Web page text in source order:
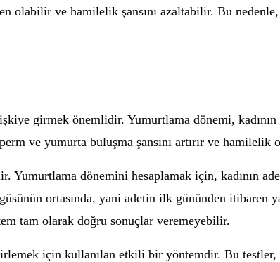
olabilir ve hamilelik şansını azaltabilir. Bu
girmek önemlidir. Yumurtlama dönemi, kadının
ve yumurta buluşma şansını artırır ve hamilelik
dönemini hesaplamak için, kadının
ortasında, yani adetin ilk gününden itibaren
tam olarak doğru sonuçlar veremeyebilir.
için kullanılan etkili bir yöntemdir. Bu testler,